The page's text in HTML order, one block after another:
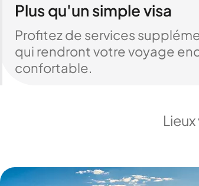
Plus qu'un simple visa
Profitez de services
qui rendront votre voyage
confortable.